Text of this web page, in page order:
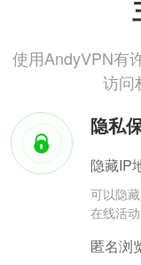
使用AndyVPN有
访问
隐私
隐藏IP
可以隐
在线活动
匿名浏